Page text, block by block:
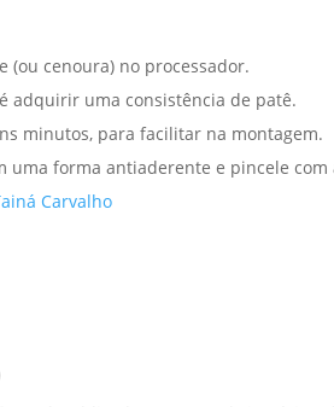
(ou cenoura) no processador.
adquirir uma consistência de patê.
minutos, para facilitar na montagem.
uma forma antiaderente e pincele
Carvalho